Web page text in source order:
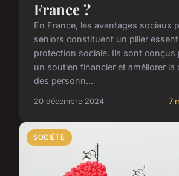
France ?
En France, les avantages sociaux
seniors constituent un pilier
protection sociale. Ils sont conçus
un soutien financier et améliorer la
des personn...
20 décembre 2024 7
SOCIÉTÉ